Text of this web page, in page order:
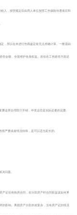
入，按照规定应由用人单位按照工伤保险待遇项目和
，所以在未进行伤残鉴定前无法准确计算。一般需由
偿金额，全面维护自身权益。若你在工伤赔偿方面还
这类合理医疗开销，毕竟这些是实际必要的花费。
严重或者情况特殊，是可以适当延长的。
问题。
产证但有购房合同，在分割房产时合同权益该如何界
的影响。离婚房产分割本就复杂，没有房产证的情况